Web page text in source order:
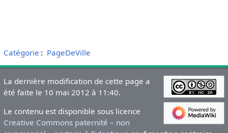
Catégorie : PageDeVille
La dernière modification de cette page a
été faite le 10 mai 2012 à 11:40.
Le contenu est disponible sous licence
Creative Commons paternité – non